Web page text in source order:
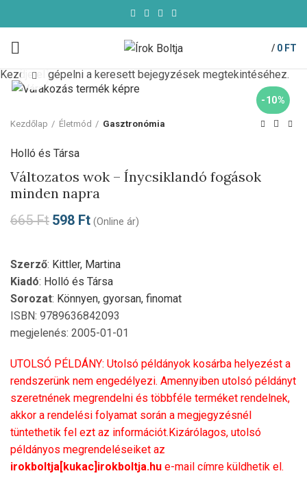
/ 0 FT
-10%
Click to enlarge
Kezdőlap Életmód Gasztronómia
Holló és Társa
Változatos wok – Ínycsiklandó fogások
minden napra
665Ft 598 Ft (Online ár)
Szerző: Kittler, Martina
Kiadó: Holló és Társa
Sorozat: Könnyen, gyorsan, finomat
ISBN: 9789636842093
megjelenés: 2005-01-01
UTOLSÓ PÉLDÁNY: Utolsó példányok kosárba helyezést a
rendszerünk nem engedélyezi. Amennyiben utolsó példányt
szeretnének megrendelni és többféle terméket rendelnek,
akkor a rendelési folyamat során a megjegyzésnél
tüntethetik fel ezt az információt.Kizárólagos, utolsó
példányos megrendeléseiket az
irokboltja[kukac]irokboltja.hu e-mail címre küldhetik el.
Kezdje el gépelni a keresett bejegyzések megtekintéséhez.